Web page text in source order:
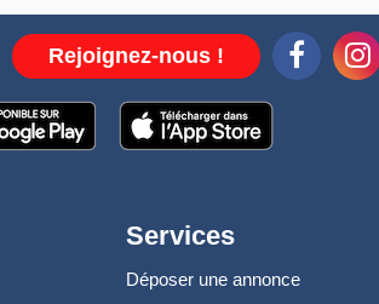
Rejoignez-nous !
Services
Déposer une annonce